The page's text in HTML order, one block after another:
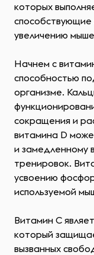
которых
увеличению
Начнем с
способностью
организме.
сокращения и
витамина D
и замедленному
тренировок.
усвоению
используемой
Витамин C
который
вызванных